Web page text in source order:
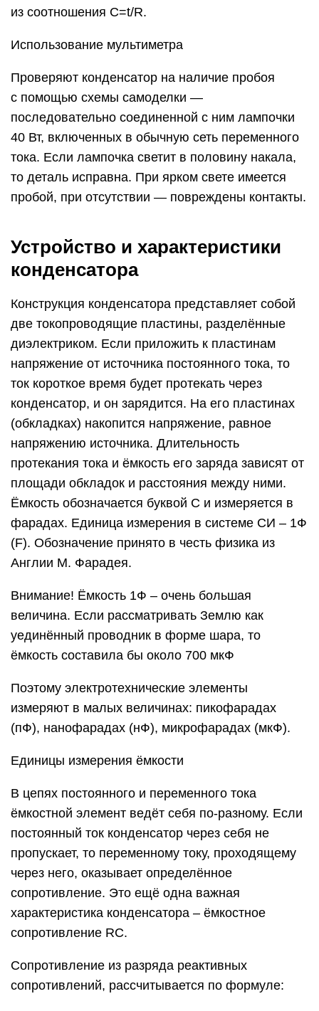
из соотношения C=t/R.
Использование мультиметра
Проверяют конденсатор на наличие пробоя
с помощью схемы самоделки —
последовательно соединенной с ним лампочки
40 Вт, включенных в обычную сеть переменного
тока. Если лампочка светит в половину накала,
то деталь исправна. При ярком свете имеется
пробой, при отсутствии — повреждены контакты.
Устройство и характеристики
конденсатора
Конструкция конденсатора представляет собой
две токопроводящие пластины, разделённые
диэлектриком. Если приложить к пластинам
напряжение от источника постоянного тока, то
ток короткое время будет протекать через
конденсатор, и он зарядится. На его пластинах
(обкладках) накопится напряжение, равное
напряжению источника. Длительность
протекания тока и ёмкость его заряда зависят от
площади обкладок и расстояния между ними.
Ёмкость обозначается буквой С и измеряется в
фарадах. Единица измерения в системе СИ – 1Ф
(F). Обозначение принято в честь физика из
Англии М. Фарадея.
Внимание! Ёмкость 1Ф – очень большая
величина. Если рассматривать Землю как
уединённый проводник в форме шара, то
ёмкость составила бы около 700 мкФ
Поэтому электротехнические элементы
измеряют в малых величинах: пикофарадах
(пФ), нанофарадах (нФ), микрофарадах (мкФ).
Единицы измерения ёмкости
В цепях постоянного и переменного тока
ёмкостной элемент ведёт себя по-разному. Если
постоянный ток конденсатор через себя не
пропускает, то переменному току, проходящему
через него, оказывает определённое
сопротивление. Это ещё одна важная
характеристика конденсатора – ёмкостное
сопротивление RC.
Сопротивление из разряда реактивных
сопротивлений, рассчитывается по формуле: